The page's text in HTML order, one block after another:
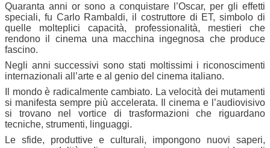
Quaranta anni or sono a conquistare l’Oscar, per gli effetti
speciali, fu Carlo Rambaldi, il costruttore di ET, simbolo di
quelle molteplici capacità, professionalità, mestieri che
rendono il cinema una macchina ingegnosa che produce
fascino.
Negli anni successivi sono stati moltissimi i riconoscimenti
internazionali all’arte e al genio del cinema italiano.
Il mondo è radicalmente cambiato. La velocità dei mutamenti
si manifesta sempre più accelerata. Il cinema e l’audiovisivo
si trovano nel vortice di trasformazioni che riguardano
tecniche, strumenti, linguaggi.
Le sfide, produttive e culturali, impongono nuovi saperi,